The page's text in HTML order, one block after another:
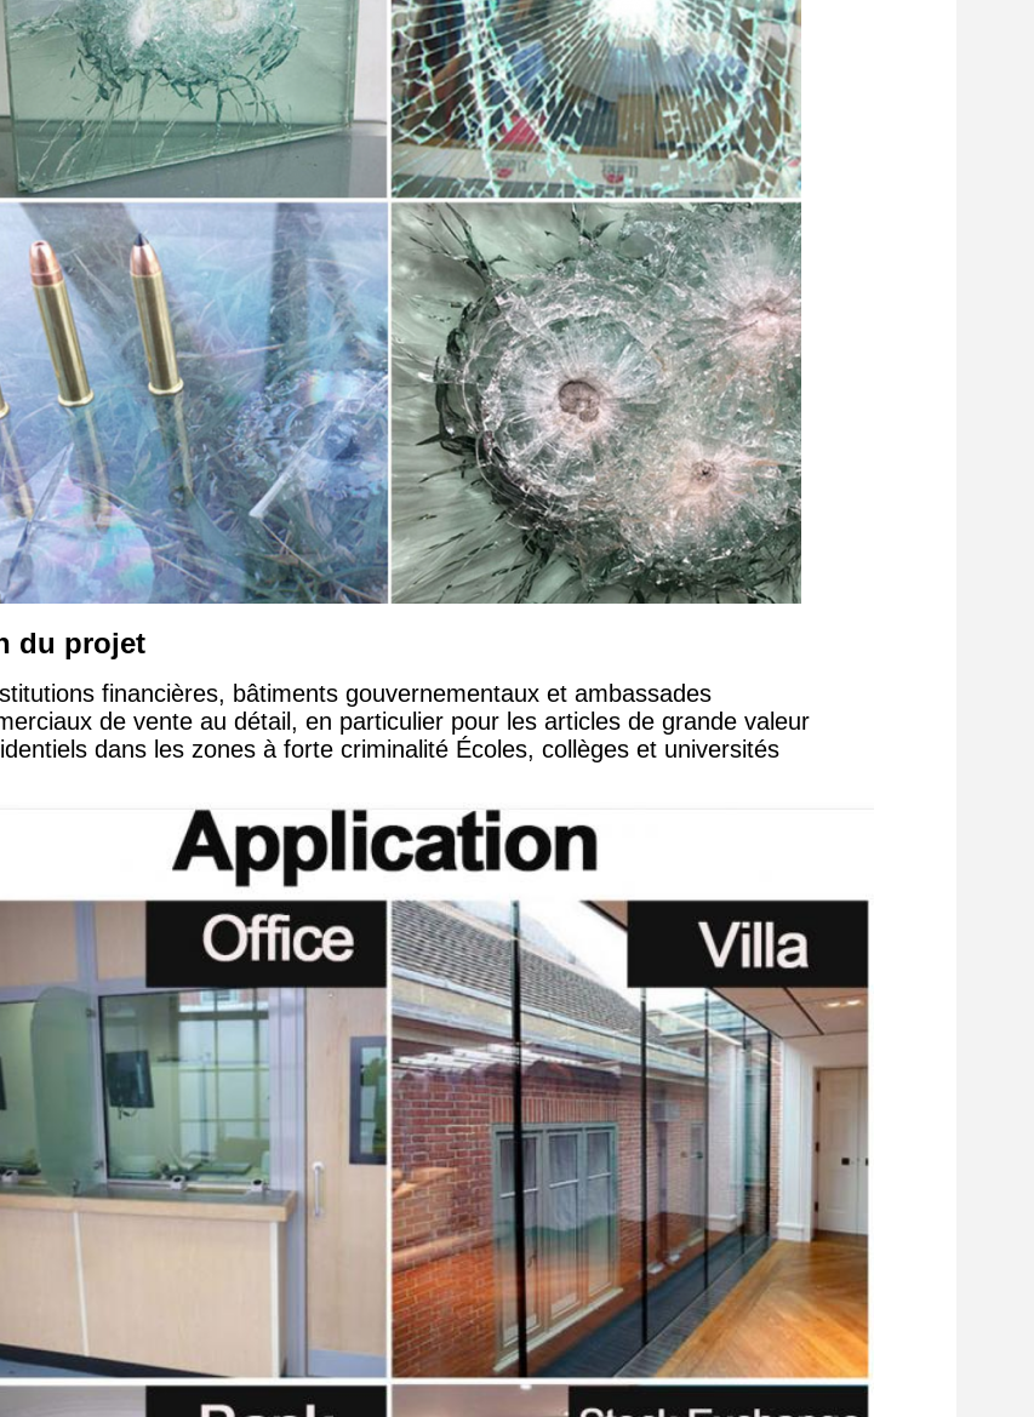
du projet
financières, bâtiments gouvernementaux et ambassades
de vente au détail, en particulier pour les articles de grande valeur
dans les zones à forte criminalité Écoles, collèges et universités